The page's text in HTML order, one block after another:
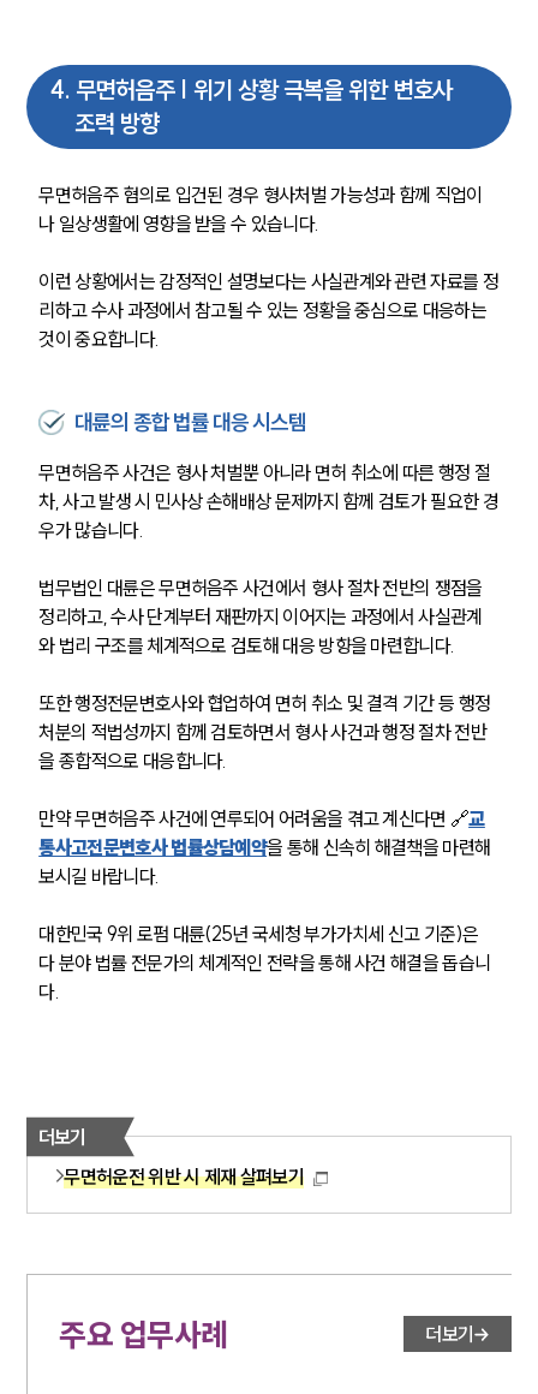
대륜의 강점
글로벌 파트너 로펌
고객의 소리
통합검색
업무사례
주요 업무사례
사례분석/최신동향
법률정보
법률지식인
업무분야
음주교통사고대응부 업무
언론보도
공지사항
법률 블로그
뉴스레터/브로슈어
4. 무면허음주 | 위기 상황 극복을 위한 변호사
조력 방향
무면허음주 혐의로 입건된 경우 형사처벌 가능성과 함께 직업이
나 일상생활에 영향을 받을 수 있습니다.
이런 상황에서는 감정적인 설명보다는 사실관계와 관련 자료를 정
리하고 수사 과정에서 참고될 수 있는 정황을 중심으로 대응하는
것이 중요합니다.
대륜의 종합 법률 대응 시스템
무면허음주 사건은 형사 처벌뿐 아니라 면허 취소에 따른 행정 절
차, 사고 발생 시 민사상 손해배상 문제까지 함께 검토가 필요한 경
우가 많습니다.
법무법인 대륜은 무면허음주 사건에서 형사 절차 전반의 쟁점을
정리하고, 수사 단계부터 재판까지 이어지는 과정에서 사실관계
와 법리 구조를 체계적으로 검토해 대응 방향을 마련합니다.
또한 행정전문변호사와 협업하여 면허 취소 및 결격 기간 등 행정
처분의 적법성까지 함께 검토하면서 형사 사건과 행정 절차 전반
을 종합적으로 대응합니다.
만약 무면허음주 사건에 연루되어 어려움을 겪고 계신다면 🔗교
통사고전문변호사 법률상담예약을 통해 신속히 해결책을 마련해
보시길 바랍니다.
대한민국 9위 로펌 대륜(25년 국세청 부가가치세 신고 기준)은
다 분야 법률 전문가의 체계적인 전략을 통해 사건 해결을 돕습니
다.
더보기
무면허운전 위반 시 제재 살펴보기
주요 업무사례 더보기